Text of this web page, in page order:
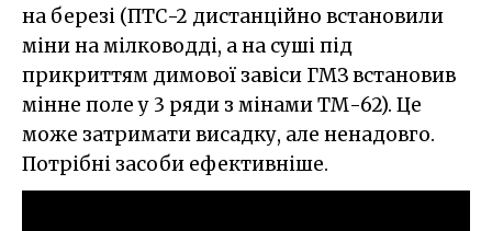
на березі (ПТС-2 дистанційно встановили
міни на мілководді, а на суші під
прикриттям димової завіси ГМЗ встановив
мінне поле у 3 ряди з мінами ТМ-62). Це
може затримати висадку, але ненадовго.
Потрібні засоби ефективніше.